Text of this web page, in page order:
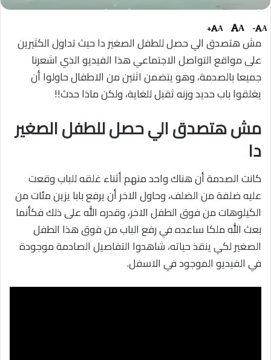
A
-
A
A
+
مش هتصدق الي حصل للطفل الصغير دا حيث تداول الكثيرين
على مواقع التواصل الاجتماعي هذا الفيديو الذي اشعرنا
جميعا بالصدمة، وهو يتضمن اثنين من الاطفال حاولوا أن
يغلقوا باب حديد وزنه ثقيل للغاية، ولكن ماذا حدث!!
مش هتصدق الي حصل للطفل الصغير
دا
كانت الصدمة أن هناك واحد منهم أثناء غلقه للباب وقعت
عليه ضلفة من الضلف، وحاول الاخر أن يرفع بابا يزين مئات من
الكيلوهات من فوق الطفل الاخر، وقدره الله على ذلك فكأنما
بعث الله ملكا ساعده في رفع الباب من فوق هذا الطفل
الصغير لكي ينقذ حياته، شاهدوا التفاصيل الصادمة موجودة
في الفيديو الموجود في الاسفل.